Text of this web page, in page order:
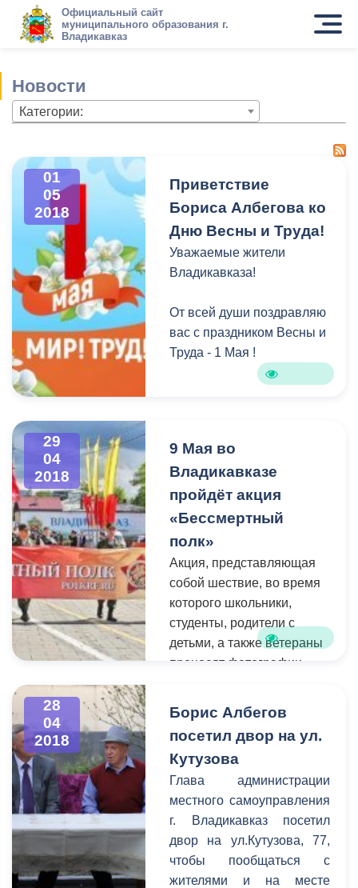
Официальный сайт
муниципального образования г.
Владикавказ
Новости
Категории:
01
05
2018
Приветствие
Бориса Албегова ко
Дню Весны и Труда!
Уважаемые жители
Владикавказа!
От всей души поздравляю
вас с праздником Весны и
Труда - 1 Мая !
29
04
2018
9 Мая во
Владикавказе
пройдёт акция
«Бессмертный
полк»
Акция, представляющая
собой шествие, во время
которого школьники,
студенты, родители с
детьми, а также ветераны
проносят фотографии
Отечественной войне,
пройдёт во Владикавказе
в четвертый раз.
28
04
2018
Борис Албегов
посетил двор на ул.
Кутузова
Глава администрации
местного самоуправления
г. Владикавказ посетил
двор на ул.Кутузова, 77,
чтобы пообщаться с
жителями и на месте